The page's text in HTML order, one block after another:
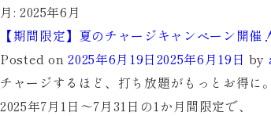
月: 2025年6月
【期間限定】夏のチャージキャンペーン開催
Posted on2025年6月19日2025年6月19日 by
チャージするほど、打ち放題がもっとお得に。
2025年7月1日〜7月31日の1か月間限定で、